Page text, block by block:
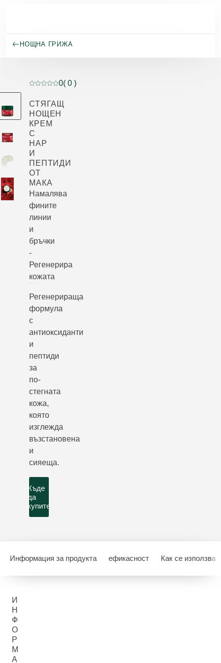
НОЩНА ГРИЖА
Текуща оценка: 0 от 5 звезди оценен от 0 клиенти
0( 0 )
СТЯГАЩ
НОЩЕН
КРЕМ
С
НАР
И
ПЕПТИДИ
ОТ
МАКА
Намалява
фините
линии
и
бръчки
-
Регенерира
кожата
Регенерираща
формула
с
антиоксиданти
и
пептиди
за
по-
стегната
кожа,
която
изглежда
възстановена
и
сияеща.
Къде
да
купите
Информация за продукта ефикасност Как се използва
И
Н
Ф
О
Р
М
А